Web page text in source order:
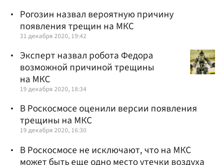
Рогозин назвал вероятную причину
появления трещин на МКС
31 декабря 2020, 19:42
Эксперт назвал робота Федора
возможной причиной трещины
на МКС
19 декабря 2020, 18:34
В Роскосмосе оценили версии появления
трещины на МКС
19 декабря 2020, 16:30
В Роскосмосе не исключают, что на МКС
может быть еще одно место утечки воздуха